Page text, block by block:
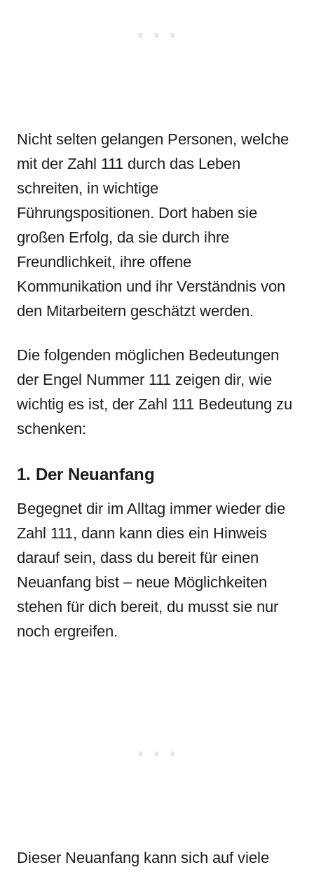
Nicht selten gelangen Personen, welche
mit der Zahl 111 durch das Leben
schreiten, in wichtige
Führungspositionen. Dort haben sie
großen Erfolg, da sie durch ihre
Freundlichkeit, ihre offene
Kommunikation und ihr Verständnis von
den Mitarbeitern geschätzt werden.
Die folgenden möglichen Bedeutungen
der Engel Nummer 111 zeigen dir, wie
wichtig es ist, der Zahl 111 Bedeutung zu
schenken:
1. Der Neuanfang
Begegnet dir im Alltag immer wieder die
Zahl 111, dann kann dies ein Hinweis
darauf sein, dass du bereit für einen
Neuanfang bist – neue Möglichkeiten
stehen für dich bereit, du musst sie nur
noch ergreifen.
Dieser Neuanfang kann sich auf viele